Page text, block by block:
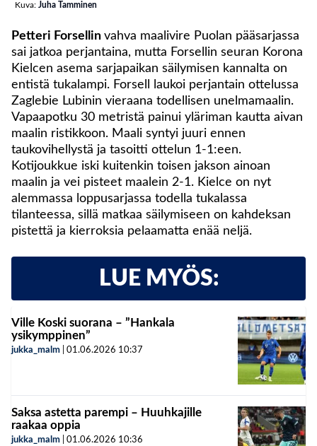
Kuva: Juha Tamminen
Petteri Forsellin vahva maalivire Puolan pääsarjassa
sai jatkoa perjantaina, mutta Forsellin seuran Korona
Kielcen asema sarjapaikan säilymisen kannalta on
entistä tukalampi. Forsell laukoi perjantain ottelussa
Zaglebie Lubinin vieraana todellisen unelmamaalin.
Vapaapotku 30 metristä painui yläriman kautta aivan
maalin ristikkoon. Maali syntyi juuri ennen
taukovihellystä ja tasoitti ottelun 1-1:een.
Kotijoukkue iski kuitenkin toisen jakson ainoan
maalin ja vei pisteet maalein 2-1. Kielce on nyt
alemmassa loppusarjassa todella tukalassa
tilanteessa, sillä matkaa säilymiseen on kahdeksan
pistettä ja kierroksia pelaamatta enää neljä.
LUE MYÖS:
Ville Koski suorana – ”Hankala
ysikymppinen”
jukka_malm 01.06.2026 10:37
Saksa astetta parempi – Huuhkajille
raakaa oppia
jukka_malm 01.06.2026 10:36